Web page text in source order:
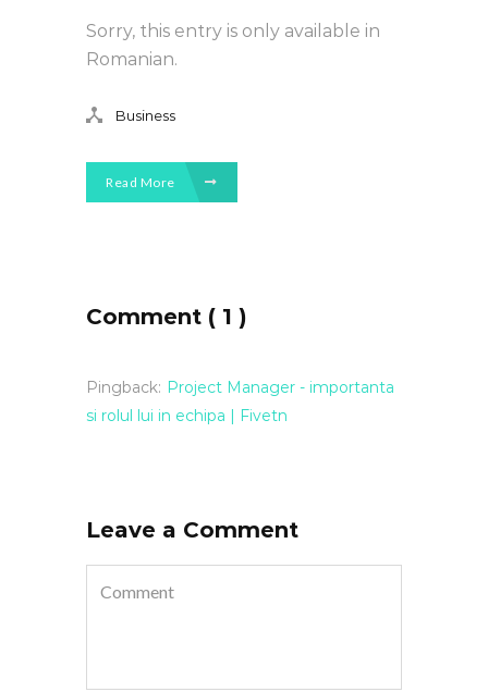
Sorry, this entry is only available in
Romanian.
Business
Read More
Comment ( 1 )
Pingback: Project Manager - importanta
si rolul lui in echipa | Fivetn
Leave a Comment